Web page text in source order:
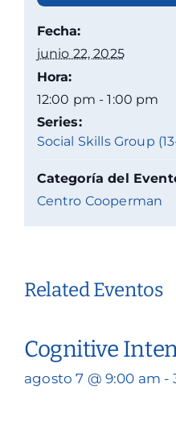
Fecha:
junio 22, 2025
Hora:
12:00 pm - 1:00 pm
Series:
Social Skills Group
Categoría del
Centro Cooperman
Related Eventos
Cognitive
agosto 7 @ 9:00 am -